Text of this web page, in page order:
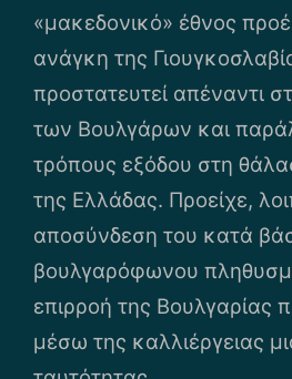
«μακεδονικό» έθνος
ανάγκη της
προστατευτεί απέναντι
των Βουλγάρων και
τρόπους εξόδου στη
της Ελλάδας. Προείχε,
αποσύνδεση του κατά
βουλγαρόφωνου
επιρροή της Βουλγαρίας
μέσω της καλλιέργειας